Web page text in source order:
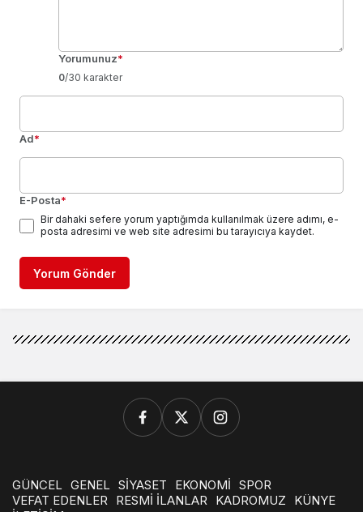
Yorumunuz*
0/30 karakter
Ad*
E-Posta*
Bir dahaki sefere yorum yaptığımda kullanılmak üzere adımı, e-
posta adresimi ve web site adresimi bu tarayıcıya kaydet.
Yorum Gönder
GÜNCEL GENEL SİYASET EKONOMİ SPOR
VEFAT EDENLER RESMİ İLANLAR KADROMUZ
KÜNYE